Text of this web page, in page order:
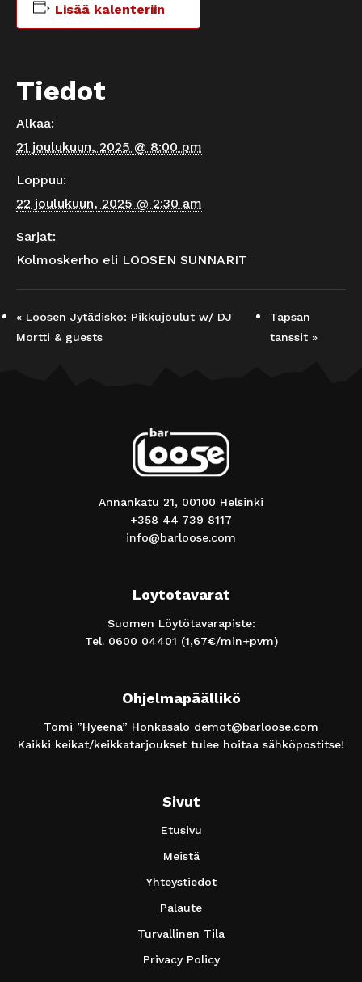
Lisää kalenteriin
Tiedot
Alkaa:
21 joulukuun, 2025 @ 8:00 pm
Loppuu:
22 joulukuun, 2025 @ 2:30 am
Sarjat:
Kolmoskerho eli LOOSEN SUNNARIT
« Loosen Jytädisko: Pikkujoulut w/ DJ
Mortti & guests
Tapsan
tanssit »
Annankatu 21, 00100 Helsinki
+358 44 739 8117
info@barloose.com
Loytotavarat
Suomen Löytötavarapiste:
Tel. 0600 04401 (1,67€/min+pvm)
Ohjelmapäällikö
Tomi ”Hyeena” Honkasalo demot@barloose.com
Kaikki keikat/keikkatarjoukset tulee hoitaa sähköpostitse!
Sivut
Etusivu
Meistä
Yhteystiedot
Palaute
Turvallinen Tila
Privacy Policy